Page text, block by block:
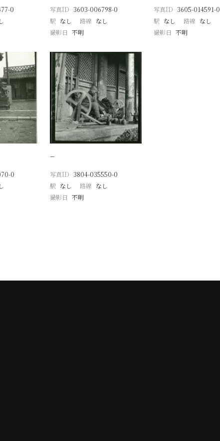
0
写真ID 3603-006798-0
駅 なし 路線 なし
撮影日 不明
写真ID 3605-014591-0
駅 なし 路線 なし
撮影日 不明
0
−
写真ID 3804-035550-0
駅 なし 路線 なし
撮影日 不明